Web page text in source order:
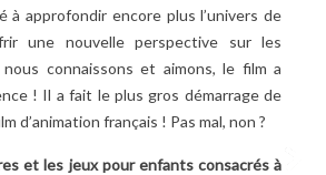
à approfondir encore plus l’univers de
une nouvelle perspective sur les
connaissons et aimons, le film a
! Il a fait le plus gros démarrage de
d’animation français ! Pas mal, non ?
et les jeux pour enfants consacrés à